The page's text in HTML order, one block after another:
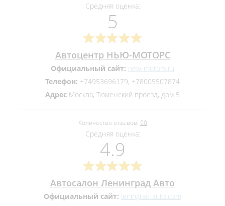
Средняя оценка:
5
Автоцентр НЬЮ-МОТОРС
Официальный сайт: new-motors.ru
Телефон: +74953696179, +78005507874
Адрес Москва, Тюменский проезд, дом 5
Количество отзывов: 90
Средняя оценка:
4.9
Автосалон Ленинград Авто
Официальный сайт: leningrad-auto.com